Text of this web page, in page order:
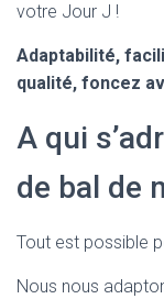
votre Jour J !
Adaptabilité,
qualité, foncez
A qui
de bal de
Tout est possible
Nous nous